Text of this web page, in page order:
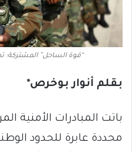
“قوة الساحل” المشتركة:
بقلم أنوار بوخرص*
باتت المبادرات الأمنية
محددة عابرة للحدود